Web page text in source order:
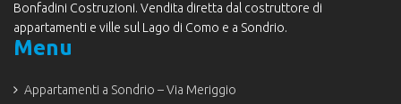
Bonfadini Costruzioni. Vendita diretta dal costruttore di
appartamenti e ville sul Lago di Como e a Sondrio.
Menu
Appartamenti a Sondrio – Via Meriggio